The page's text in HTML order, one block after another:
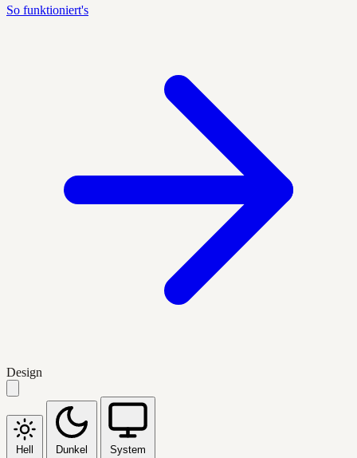
So funktioniert's
Design
Hell Dunkel System